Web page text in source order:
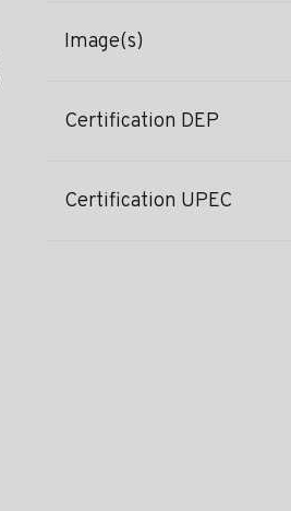
Image(s)
Certification DEP
Certification UPEC